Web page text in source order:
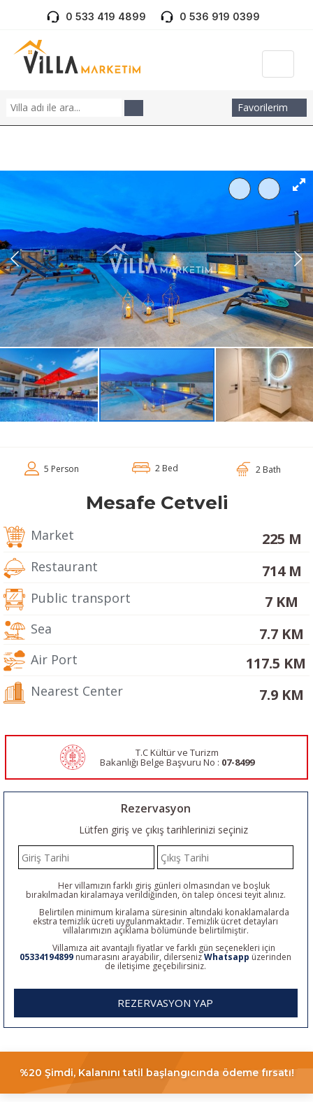
0 533 419 4899 0 536 919 0399
Favorilerim
5 Person 2 Bed 2 Bath
Mesafe Cetveli
Market 225 M
Restaurant 714 M
Public transport 7 KM
Sea 7.7 KM
Air Port 117.5 KM
Nearest Center 7.9 KM
T.C Kültür ve Turizm
Bakanlığı Belge Başvuru No : 07-8499
Rezervasyon
Lütfen giriş ve çıkış tarihlerinizi seçiniz
Her villamızın farklı giriş günleri olmasından ve boşluk
bırakılmadan kiralamaya verildiğinden, ön talep öncesi teyit alınız.
Belirtilen minimum kiralama süresinin altındaki konaklamalarda
ekstra temizlik ücreti uygulanmaktadır. Temizlik ücret detayları
villalarımızın açıklama bölümünde belirtilmiştir.
Villamıza ait avantajlı fiyatlar ve farklı gün seçenekleri için
05334194899 numarasını arayabilir, dilersenizWhatsapp üzerinden
de iletişime geçebilirsiniz.
REZERVASYON YAP
%20 Şimdi, Kalanını tatil başlangıcında ödeme fırsatı!